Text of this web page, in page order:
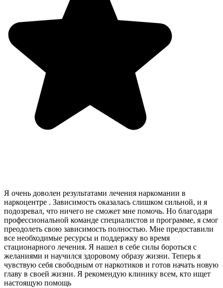
Я очень доволен результатами лечения наркомании в
наркоцентре . Зависимость оказалась слишком сильной, и я
подозревал, что ничего не сможет мне помочь. Но благодаря
профессиональной команде специалистов и программе, я смог
преодолеть свою зависимость полностью. Мне предоставили
все необходимые ресурсы и поддержку во время
стационарного лечения. Я нашел в себе силы бороться с
желаниями и научился здоровому образу жизни. Теперь я
чувствую себя свободным от наркотиков и готов начать новую
главу в своей жизни. Я рекомендую клинику всем, кто ищет
настоящую помощь